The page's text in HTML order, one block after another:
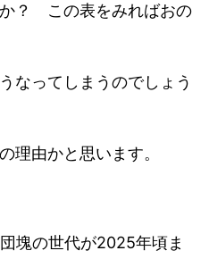
？ この表をみればおの
なってしまうのでしょう
理由かと思います。
塊の世代が2025年頃ま